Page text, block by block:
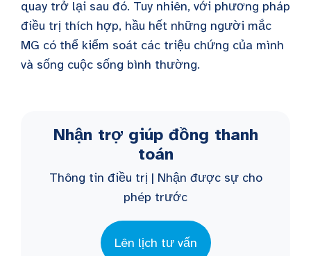
quay trở lại sau đó. Tuy nhiên, với phương pháp
điều trị thích hợp, hầu hết những người mắc
MG có thể kiểm soát các triệu chứng của mình
và sống cuộc sống bình thường.
Nhận trợ giúp đồng thanh
toán
Thông tin điều trị | Nhận được sự cho
phép trước
Lên lịch tư vấn